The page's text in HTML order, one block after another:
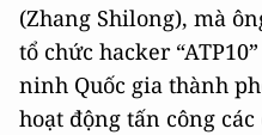
(Zhang Shilong), mà
tổ chức hacker
ninh Quốc gia thành
hoạt động tấn công